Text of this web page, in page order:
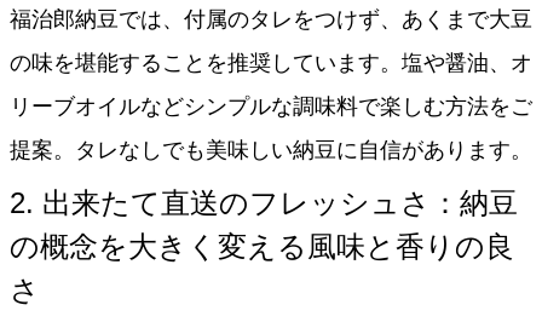
福治郎納豆では、付属のタレをつけず、あくまで大豆
の味を堪能することを推奨しています。塩や醤油、オ
リーブオイルなどシンプルな調味料で楽しむ方法をご
提案。タレなしでも美味しい納豆に自信があります。
2. 出来たて直送のフレッシュさ：納豆
の概念を大きく変える風味と香りの良
さ